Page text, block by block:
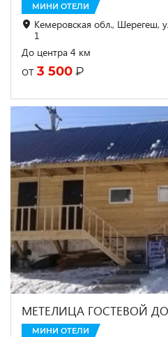
МИНИ ОТЕЛИ
Кемеровская обл., Шерегеш,
1
До центра 4 км
от 3 500 ₽
МЕТЕЛИЦА ГОСТЕВОЙ
МИНИ ОТЕЛИ